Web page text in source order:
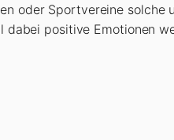
oder Sportvereine solche
dabei positive Emotionen